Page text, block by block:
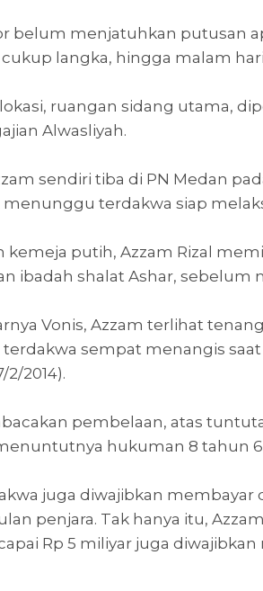
belum menjatuhkan putusan
langka, hingga malam
ruangan sidang utama,
Alwasliyah.
sendiri tiba di PN Medan
menunggu terdakwa siap
kemeja putih, Azzam Rizal
ibadah shalat Ashar, sebelum
Vonis, Azzam terlihat
sempat menangis
2/2014).
pembelaan, atas
hukuman 8 tahun
juga diwajibkan membayar
penjara. Tak hanya itu,
Rp 5 miliyar juga